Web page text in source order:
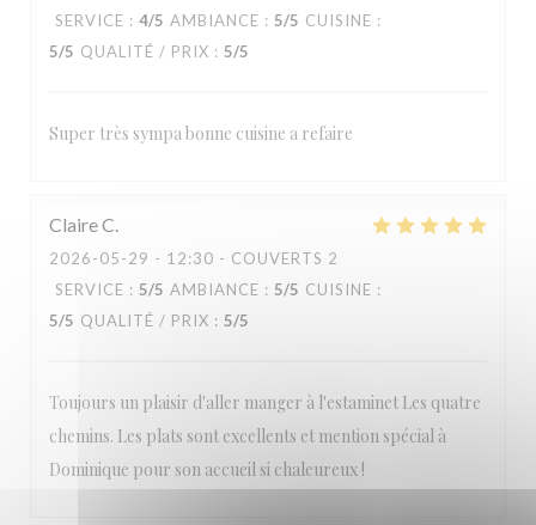
SERVICE : 4/5 AMBIANCE : 5/5 CUISINE :
5/5 QUALITÉ / PRIX : 5/5
Super très sympa bonne cuisine a refaire
ClaireC
2026-05-29 - 12:30 - COUVERTS 2
SERVICE : 5/5 AMBIANCE : 5/5 CUISINE :
5/5 QUALITÉ / PRIX : 5/5
Toujours un plaisir d'aller manger à l'estaminet Les quatre
chemins. Les plats sont excellents et mention spécial à
Dominique pour son accueil si chaleureux !
Estaminet Les quatre Chemins